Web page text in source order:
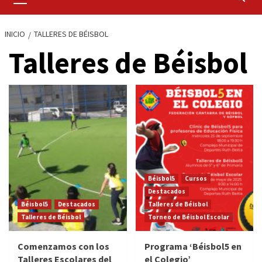
INICIO TALLERES DE BÉISBOL
Talleres de Béisbol
Béisbol5
Destacados
Talleres de Béisbol
Comenzamos con los
Talleres Escolares del
Béisbol5
Cursos
Destacados
Talleres de Béisbol
Torneo de Béisbol Escolar
Programa ‘Béisbol5 en
el Colegio’